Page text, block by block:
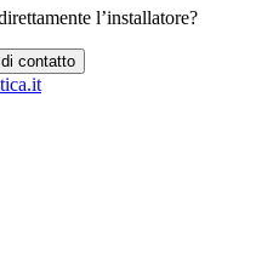
l’installatore?
contatto